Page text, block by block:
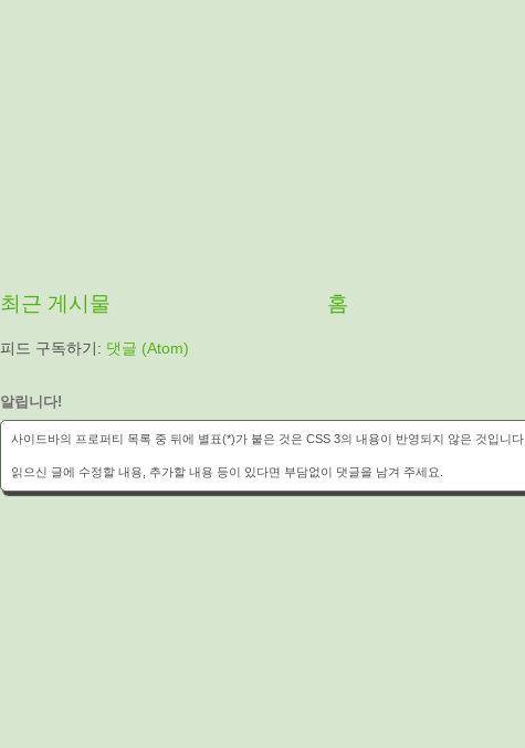
최근 게시물 홈
피드 구독하기: 댓글 (Atom)
알립니다!
사이드바의 프로퍼티 목록 중 뒤에 별표(*)가 붙은 것은 CSS 3의 내용이 반영되지 않은 것입니다.
읽으신 글에 수정할 내용, 추가할 내용 등이 있다면 부담없이 댓글을 남겨 주세요.